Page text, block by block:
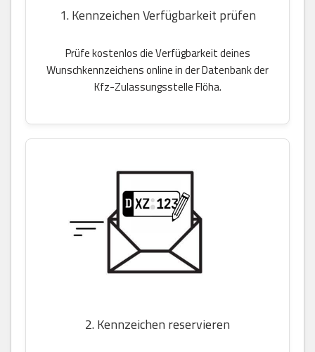
1. Kennzeichen Verfügbarkeit prüfen
Prüfe kostenlos die Verfügbarkeit deines
Wunschkennzeichens online in der Datenbank der
Kfz-Zulassungsstelle Flöha.
2. Kennzeichen reservieren